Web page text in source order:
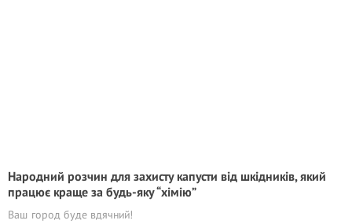
Народний розчин для захисту капусти від шкідників, який
працює краще за будь-яку “хімію”
Ваш город буде вдячний!